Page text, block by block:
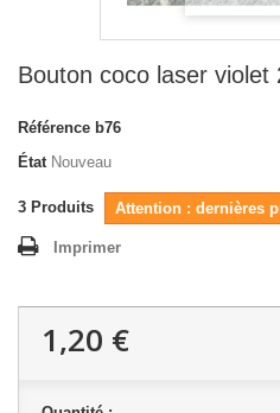
Bouton coco laser violet
Référence b76
État Nouveau
3 Produits Attention : dernières
Imprimer
1,20 €